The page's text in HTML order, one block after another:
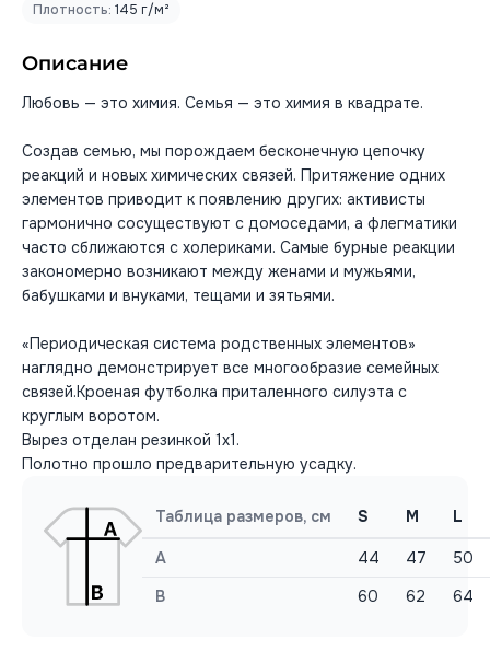
Плотность: 145 г/м²
Описание
Любовь — это химия. Семья — это химия в квадрате.
Создав семью, мы порождаем бесконечную цепочку
реакций и новых химических связей. Притяжение одних
элементов приводит к появлению других: активисты
гармонично сосуществуют с домоседами, а флегматики
часто сближаются с холериками. Самые бурные реакции
закономерно возникают между женами и мужьями,
бабушками и внуками, тещами и зятьями.
«Периодическая система родственных элементов»
наглядно демонстрирует все многообразие семейных
связей.Кроеная футболка приталенного силуэта с
круглым воротом.
Вырез отделан резинкой 1х1.
Полотно прошло предварительную усадку.
Таблица размеров, см S M L
A 44 47
50
B
60 62 64